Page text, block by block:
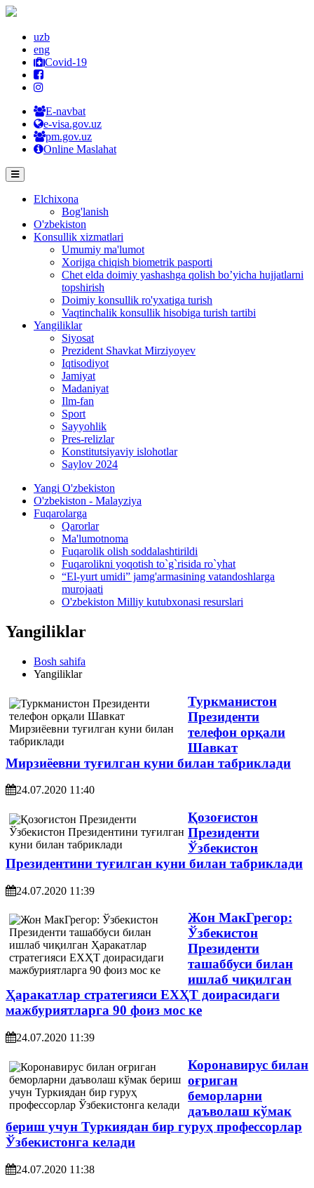
uzb
eng
Covid-19
E-navbat
e-visa.gov.uz
pm.gov.uz
Online Maslahat
Elchixona
Bog'lanish
O'zbekiston
Konsullik xizmatlari
Umumiy ma'lumot
Xorijga chiqish biometrik pasporti
Chet elda doimiy yashashga qolish bo’yicha hujjatlarni
topshirish
Doimiy konsullik ro'yxatiga turish
Vaqtinchalik konsullik hisobiga turish tartibi
Yangiliklar
Siyosat
Prezident Shavkat Mirziyoyev
Iqtisodiyot
Jamiyat
Madaniyat
Ilm-fan
Sport
Sayyohlik
Pres-relizlar
Konstitutsiyaviy islohotlar
Saylov 2024
Yangi O'zbekiston
O'zbekiston - Malayziya
Fuqarolarga
Qarorlar
Ma'lumotnoma
Fuqarolik olish soddalashtirildi
Fuqarolikni yoqotish to`g`risida ro`yhat
“El-yurt umidi” jamg'armasining vatandoshlarga
murojaati
O'zbekiston Milliy kutubxonasi resurslari
Yangiliklar
Bosh sahifa
Yangiliklar
Туркманистон
Президенти
телефон орқали
Шавкат
Мирзиёевни туғилган куни билан табриклади
24.07.2020 11:40
Қозоғистон
Президенти
Ўзбекистон
Президентини туғилган куни билан табриклади
24.07.2020 11:39
Жон МакГрегор:
Ўзбекистон
Президенти
ташаббуси билан
ишлаб чиқилган
Ҳаракатлар стратегияси ЕХҲТ доирасидаги
мажбуриятларга 90 фоиз мос ке
24.07.2020 11:39
Коронавирус билан
оғриган
беморларни
даъволаш кўмак
бериш учун Туркиядан бир гуруҳ профессорлар
Ўзбекистонга келади
24.07.2020 11:38